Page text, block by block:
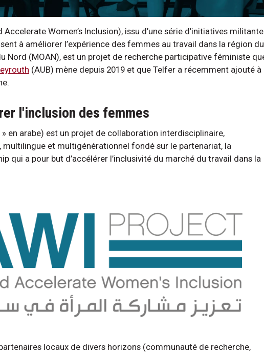
Accelerate Women’s Inclusion), issu d’une série d’initiatives
à améliorer l’expérience des femmes au travail dans la région du
Nord (MOAN), est un projet de recherche participative féministe
(AUB) mène depuis 2019 et que Telfer a récemment ajouté à
l'inclusion des femmes
en arabe) est un projet de collaboration interdisciplinaire,
et multigénérationnel fondé sur le partenariat, la
qui a pour but d’accélérer l’inclusivité du marché du travail dans la
locaux de divers horizons (communauté de recherche,